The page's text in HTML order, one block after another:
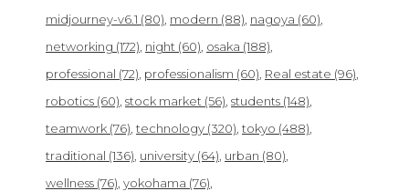
midjourney-v6.1 (80) modern (88) nagoya (60)
networking (172) night (60) osaka (188)
professional (72) professionalism (60) Real estate (96)
robotics (60) stock market (56) students (148)
teamwork (76) technology (320) tokyo (488)
traditional (136) university (64) urban (80)
wellness (76) yokohama (76)